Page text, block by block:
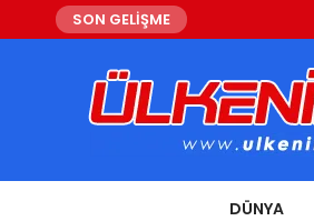
SON GELİŞME
DÜNYA